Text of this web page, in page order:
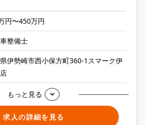
円〜450万円
整備士
伊勢崎市西小保方町360-1スマーク伊
もっと見る
求人の詳細を見る